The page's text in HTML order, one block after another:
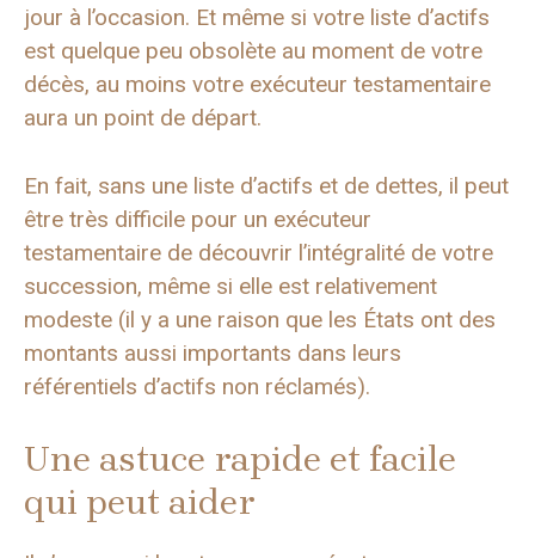
jour à l’occasion. Et même si votre liste d’actifs
est quelque peu obsolète au moment de votre
décès, au moins votre exécuteur testamentaire
aura un point de départ.
En fait, sans une liste d’actifs et de dettes, il peut
être très difficile pour un exécuteur
testamentaire de découvrir l’intégralité de votre
succession, même si elle est relativement
modeste (il y a une raison que les États ont des
montants aussi importants dans leurs
référentiels d’actifs non réclamés).
Une astuce rapide et facile
qui peut aider